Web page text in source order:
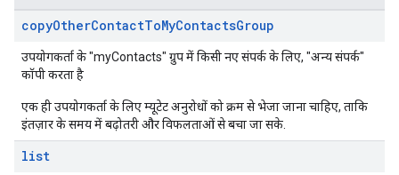
copyOtherContactToMyContactsGroup
उपयोगकर्ता के "myContacts" ग्रुप में किसी नए संपर्क के लिए, "अन्य संपर्क"
कॉपी करता है
एक ही उपयोगकर्ता के लिए म्यूटेट अनुरोधों को क्रम से भेजा जाना चाहिए, ताकि
इंतज़ार के समय में बढ़ोतरी और विफलताओं से बचा जा सके.
list